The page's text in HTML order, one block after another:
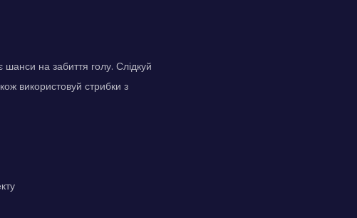
шанси на забиття голу. Слідкуй
використовуй стрибки з